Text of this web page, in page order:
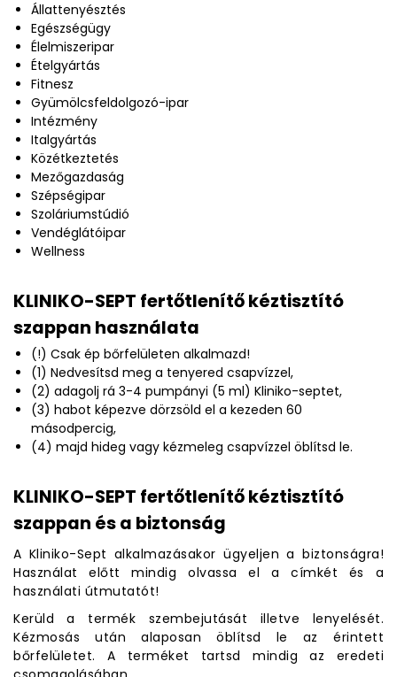
Állattenyésztés
Egészségügy
Élelmiszeripar
Ételgyártás
Fitnesz
Gyümölcsfeldolgozó-ipar
Intézmény
Italgyártás
Közétkeztetés
Mezőgazdaság
Szépségipar
Szoláriumstúdió
Vendéglátóipar
Wellness
KLINIKO-SEPT fertőtlenítő kéztisztító
szappan használata
(!) Csak ép bőrfelületen alkalmazd!
(1) Nedvesítsd meg a tenyered csapvízzel,
(2) adagolj rá 3-4 pumpányi (5 ml) Kliniko-septet,
(3) habot képezve dörzsöld el a kezeden 60
másodpercig,
(4) majd hideg vagy kézmeleg csapvízzel öblítsd le.
KLINIKO-SEPT fertőtlenítő kéztisztító
szappan és a biztonság
A Kliniko-Sept alkalmazásakor ügyeljen a biztonságra!
Használat előtt mindig olvassa el a címkét és a
használati útmutatót!
Kerüld a termék szembejutását illetve lenyelését.
Kézmosás után alaposan öblítsd le az érintett
bőrfelületet. A terméket tartsd mindig az eredeti